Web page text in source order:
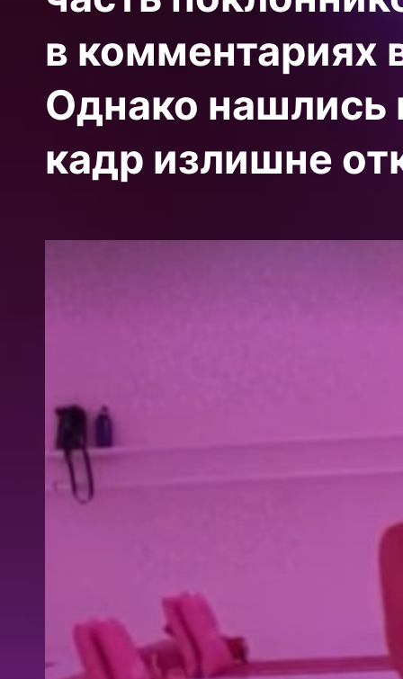
в комментариях
Однако нашлись
кадр излишне